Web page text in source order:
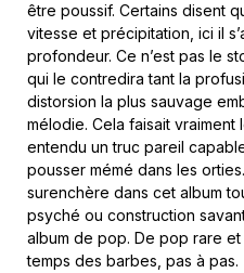
être poussif. Certains disent
vitesse et précipitation, ici il
profondeur. Ce n’est pas le
qui le contredira tant la
distorsion la plus sauvage
mélodie. Cela faisait vraiment
entendu un truc pareil
pousser mémé dans les
surenchère dans cet album
psyché ou construction
album de pop. De pop rare
temps des barbes, pas à pas.